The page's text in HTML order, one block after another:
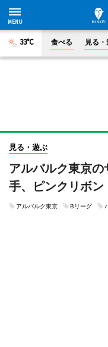
33°C 食べる 見る
見る・遊ぶ
アルバルク東京
手、ピンクリボ
アルバルク東京 Bリーグ